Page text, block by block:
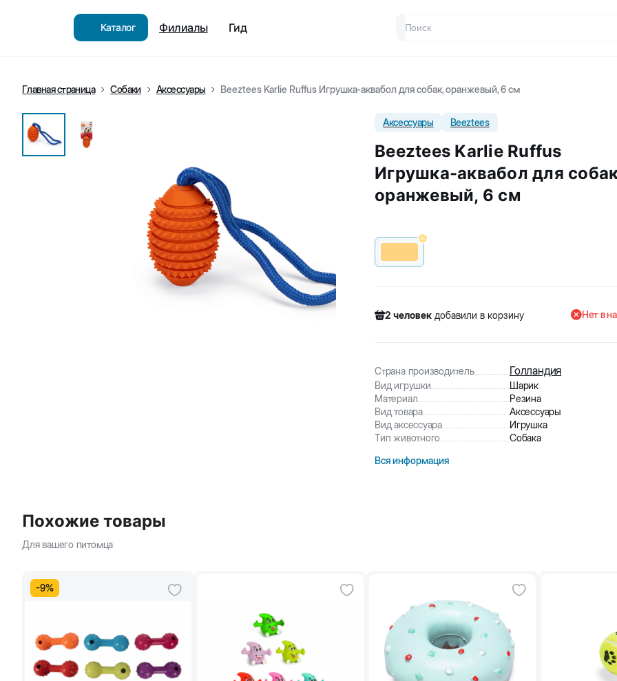
Каталог Филиалы Гид
Главная страница Собаки Аксессуары Beeztees Karlie Ruffus Игрушка-аквабол для собак, оранжевый, 6 см
Аксессуары Beeztees
Beeztees Karlie Ruffus
Игрушка-аквабол для
оранжевый, 6 см
2 человек добавили в корзину
добавили в корзину
Нет в
Страна производитель Голландия
Вид игрушки
Шарик
Материал
Резина
Вид товара
Аксессуары
Вид аксессуара
Игрушка
Тип животного
Собака
Вся информация
Похожие товары
Для вашего питомца
-9%